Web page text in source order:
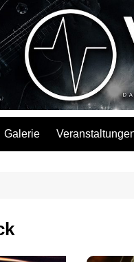
Festivals, Events, Fotos,
Galerie